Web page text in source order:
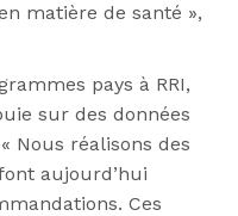
matière de santé »,
pays à RRI,
sur des données
Nous réalisons des
aujourd’hui
Ces